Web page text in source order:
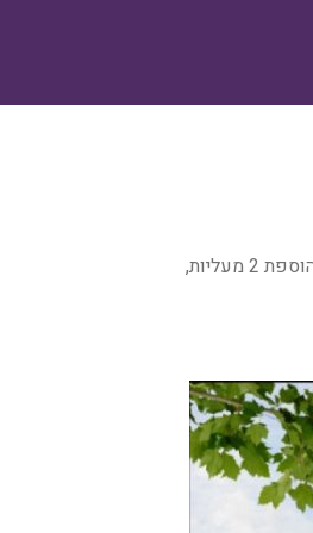
בבניין. הפרוייקט כולל חיזוק הבניין, הוספת 2 מעליות,